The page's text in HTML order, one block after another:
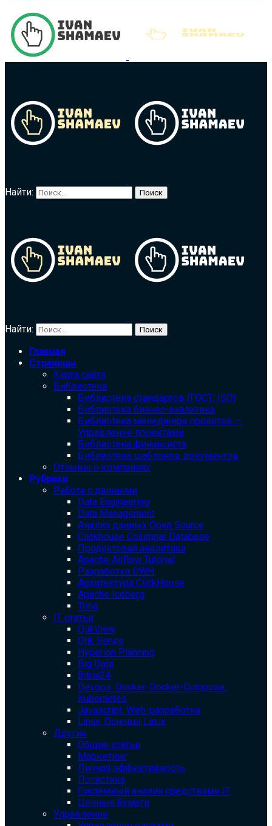
Найти:
Найти:
Главная
Страницы
Карта сайта
Библиотека
Библиотека cтандартов (ГОСТ, ISO)
Библиотека бизнес-аналитика
Библиотека менеджера проектов —
Управление проектами
Библиотека финансиста
Библиотека шаблонов документов
Отзывы о компаниях
Рубрики
Работа с данными
Data Engineering
Data Management
Анализ данных Open Source
Clickhouse Columnar Database
Продуктовая аналитика
Apache Airflow Tutorial
Разработка DWH
Архитектура ClickHouse
Apache Iceberg
Trino
IT статьи
QlikView
Qlik Sense
Hyperion Planning
Big Data
Bitrix24
Devops. Docker. Docker-Compose.
Kubernetes
Javascript. Web-разработка
Linux. Основы Linux
Другие
Общие статьи
Маркетинг
Личная эффективность
Логистика
Системный анализ средствами IT
Ценные бумаги
Управление